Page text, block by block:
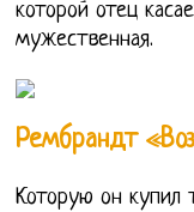
которой отец
мужественная.
Рембрандт
Которую он купил